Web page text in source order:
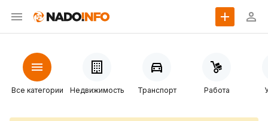
Все категории Недвижимость Транспорт Работа